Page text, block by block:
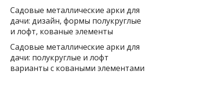
Садовые металлические арки для
дачи: дизайн, формы полукруглые
и лофт, кованые элементы
Садовые металлические арки для
дачи: полукруглые и лофт
варианты с коваными элементами